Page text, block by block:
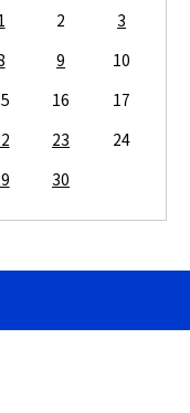
2
3
9
10
16
17
23
24
30